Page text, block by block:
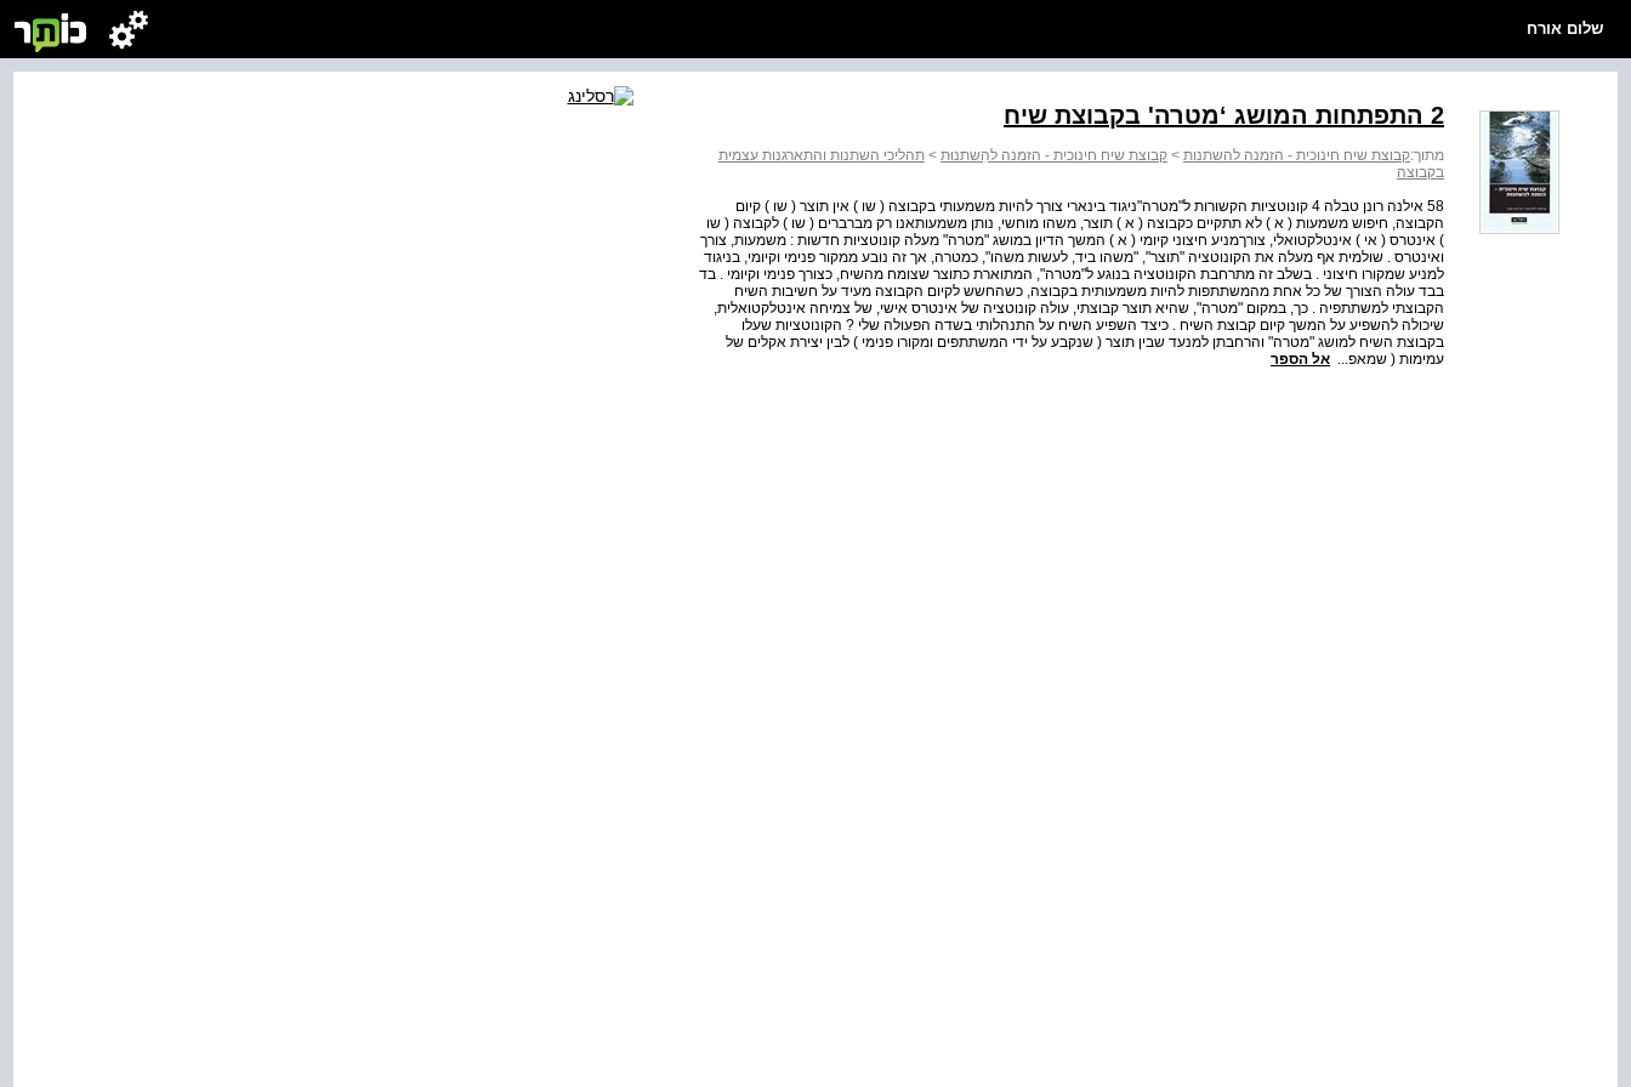
שלום אורח
2 התפתחות המושג ‘מטרה' בקבוצת שיח
מתוך:קבוצת שיח חינוכית - הזמנה להשתנות > קבוצת שיח חינוכית - הזמנה להִשתנוּת > תהליכי השתנות והתארגנות עצמית
בקבוצה
58 אילנה רונן טבלה 4 קונוטציות הקשורות ל"מטרה"ניגוד בינארי צורך להיות משמעותי בקבוצה ( שו ) אין תוצר ( שו ) קיום
הקבוצה, חיפוש משמעות ( א ) לא תתקיים כקבוצה ( א ) תוצר, משהו מוחשי, נותן משמעותאנו רק מברברים ( שו ) לקבוצה ( שו
) אינטרס ( אי ) אינטלקטואלי, צורךמניע חיצוני קיומי ( א ) המשך הדיון במושג "מטרה" מעלה קונוטציות חדשות : משמעות, צורך
ואינטרס . שולמית אף מעלה את הקונוטציה "תוצר", "משהו ביד, לעשות משהו", כמטרה, אך זה נובע ממקור פנימי וקיומי, בניגוד
למניע שמקורו חיצוני . בשלב זה מתרחבת הקונוטציה בנוגע ל"מטרה", המתוארת כתוצר שצומח מהשיח, כצורך פנימי וקיומי . בד
בבד עולה הצורך של כל אחת מהמשתתפות להיות משמעותית בקבוצה, כשהחשש לקיום הקבוצה מעיד על חשיבות השיח
הקבוצתי למשתתפיה . כך, במקום "מטרה", שהיא תוצר קבוצתי, עולה קונוטציה של אינטרס אישי, של צמיחה אינטלקטואלית,
שיכולה להשפיע על המשך קיום קבוצת השיח . כיצד השפיע השיח על התנהלותי בשדה הפעולה שלי ? הקונוטציות שעלו
בקבוצת השיח למושג "מטרה" והרחבתן למנעד שבין תוצר ( שנקבע על ידי המשתתפים ומקורו פנימי ) לבין יצירת אקלים של
עמימות ( שמאפ... אל הספר